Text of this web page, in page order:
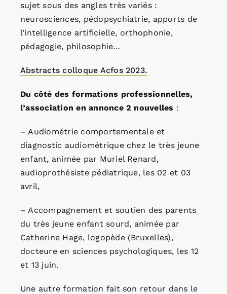
sujet sous des angles très variés :
neurosciences, pédopsychiatrie, apports de
l’intelligence artificielle, orthophonie,
pédagogie, philosophie…
Abstracts colloque Acfos 2023.
Du côté des formations professionnelles,
l’association en annonce 2 nouvelles :
– Audiométrie comportementale et
diagnostic audiométrique chez le très jeune
enfant, animée par Muriel Renard,
audioprothésiste pédiatrique, les 02 et 03
avril,
– Accompagnement et soutien des parents
du très jeune enfant sourd, animée par
Catherine Hage, logopède (Bruxelles),
docteure en sciences psychologiques, les 12
et 13 juin.
Une autre formation fait son retour dans le